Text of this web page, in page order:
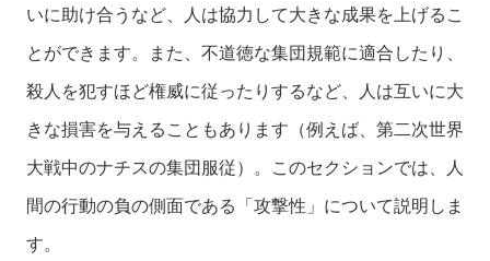
いに助け合うなど、人は協力して大きな成果を上げるこ
とができます。また、不道徳な集団規範に適合したり、
殺人を犯すほど権威に従ったりするなど、人は互いに大
きな損害を与えることもあります（例えば、第二次世界
大戦中のナチスの集団服従）。このセクションでは、人
間の行動の負の側面である「攻撃性」について説明しま
す。